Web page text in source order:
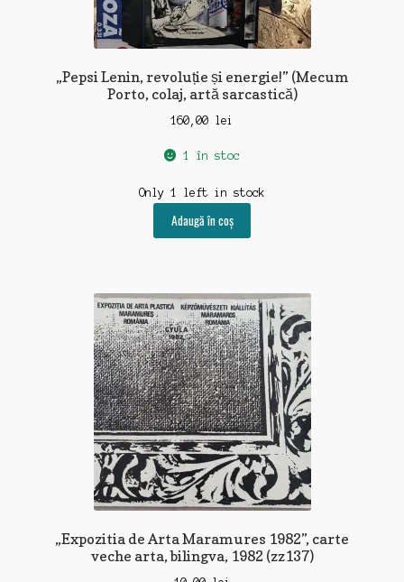
„Pepsi Lenin, revoluție și energie!” (Mecum
Porto, colaj, artă sarcastică)
160,00 lei
1 în stoc
Only 1 left in stock
Adaugă în coș
„Expozitia de Arta Maramures 1982”, carte
veche arta, bilingva, 1982 (zz137)